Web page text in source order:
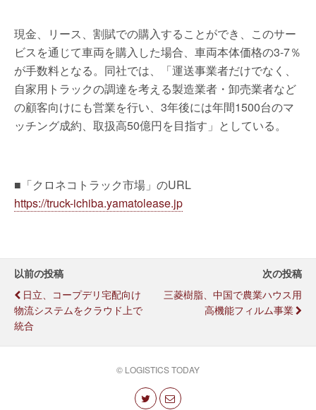
現金、リース、割賦での購入することができ、このサー
ビスを通じて車両を購入した場合、車両本体価格の3-7％
が手数料となる。同社では、「運送事業者だけでなく、
自家用トラックの調達を考える製造業者・卸売業者など
の顧客向けにも営業を行い、3年後には年間1500台のマ
ッチング成約、取扱高50億円を目指す」としている。
■「クロネコトラック市場」のURL
https://truck-ichiba.yamatolease.jp
以前の投稿
日立、コープデリ宅配向け
物流システムをクラウド上で
統合
次の投稿
三菱樹脂、中国で農業ハウス用
高機能フィルム事業
© LOGISTICS TODAY